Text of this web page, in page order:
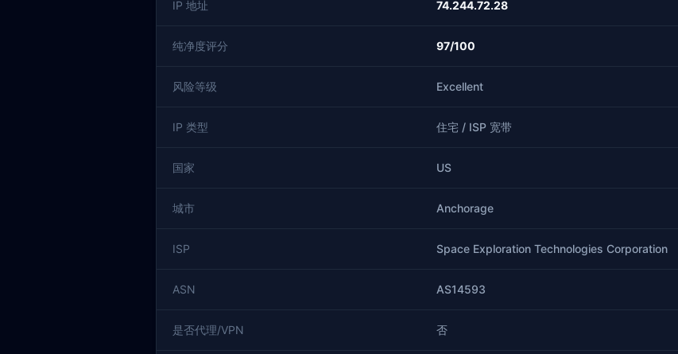
IP 地址 74.244.72.28
纯净度评分 97/100
风险等级 Excellent
IP 类型 住宅 / ISP 宽带
国家 US
城市 Anchorage
ISP Space Exploration Technologies Corporation
ASN AS14593
是否代理/VPN 否